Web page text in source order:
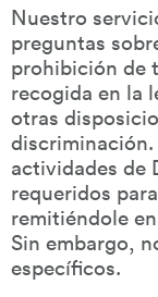
Nuestro
preguntas
prohibición de
recogida en la
otras
actividades de
requeridos
remitiéndole
Sin embargo,
específicos.